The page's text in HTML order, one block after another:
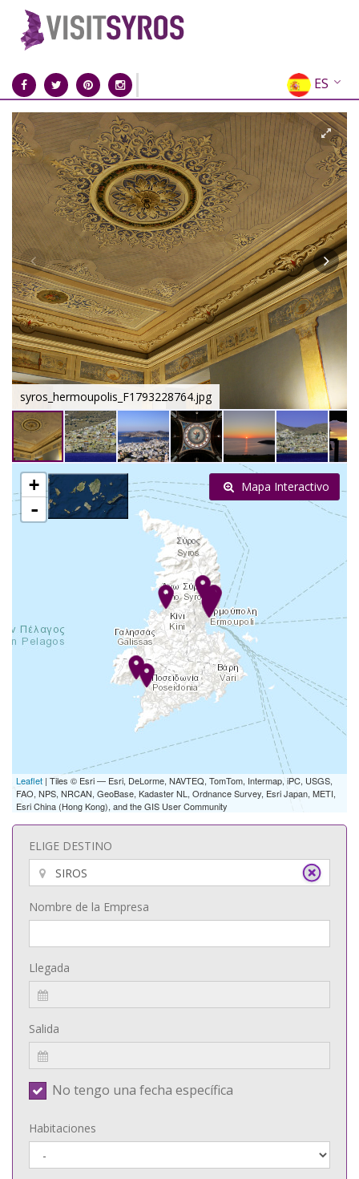
ES
EN
EL
FR
DE
IT
RU
CN
syros_hermoupolis_F1793228764.jpg
+
-
Leaflet | Tiles © Esri — Esri, DeLorme, NAVTEQ, TomTom, Intermap, iPC, USGS,
FAO, NPS, NRCAN, GeoBase, Kadaster NL, Ordnance Survey, Esri Japan, METI,
Esri China (Hong Kong), and the GIS User Community
Mapa Interactivo
ELIGE DESTINO
Nombre de la Empresa
Llegada
Salida
No tengo una fecha específica
Habitaciones